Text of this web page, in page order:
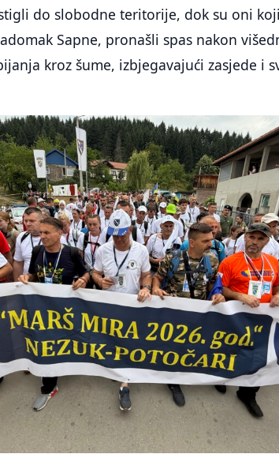
do slobodne teritorije, dok su oni
Sapne, pronašli spas nakon
kroz šume, izbjegavajući zasjede i